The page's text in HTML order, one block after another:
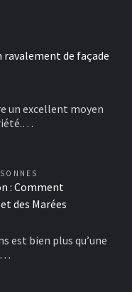
de façade
un excellent moyen
: Comment
des Marées
est bien plus qu’une